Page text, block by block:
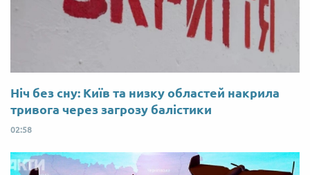
Ніч без сну: Київ та низку областей накрила
тривога через загрозу балістики
02:58